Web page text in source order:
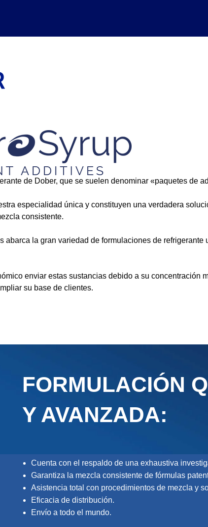
de Dober, que se suelen denominar «paquetes de
especialidad única y constituyen una verdadera
consistente.
abarca la gran variedad de formulaciones de
enviar estas sustancias debido a su
su base de clientes.
FORMULACIÓN
Y AVANZADA:
Cuenta con el respaldo de una exhaustiva
Garantiza la mezcla consistente de fórmulas
Asistencia total con procedimientos de mezcla y
Eficacia de distribución.
Envío a todo el mundo.